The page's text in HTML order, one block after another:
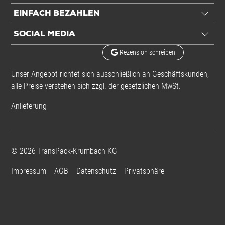
EINFACH BEZAHLEN
SOCIAL MEDIA
Rezension schreiben
Unser Angebot richtet sich ausschließlich an Geschäftskunden,
alle Preise verstehen sich zzgl. der gesetzlichen MwSt.
Anlieferung
© 2026 TransPack-Krumbach KG
Impressum AGB Datenschutz Privatsphäre